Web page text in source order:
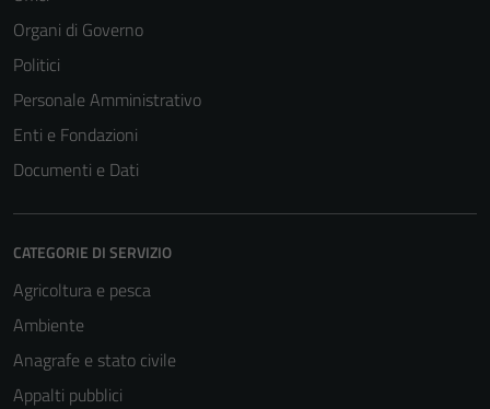
Organi di Governo
Politici
Personale Amministrativo
Enti e Fondazioni
Documenti e Dati
CATEGORIE DI SERVIZIO
Agricoltura e pesca
Ambiente
Anagrafe e stato civile
Appalti pubblici